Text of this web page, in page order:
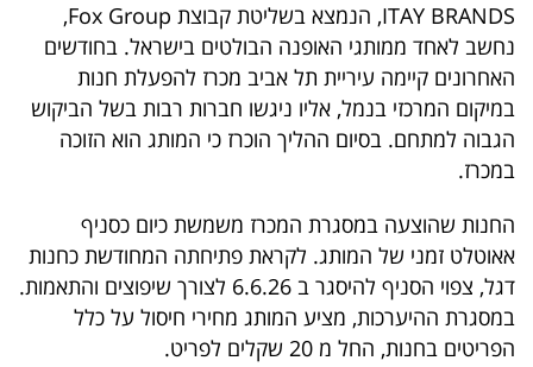
הכלכלי
פודקאסט
40
UNDER
40
שיתופי
פעולה
ITAY BRANDS, הנמצא בשליטת קבוצת Fox Group,
נחשב לאחד ממותגי האופנה הבולטים בישראל. בחודשים
האחרונים קיימה עיריית תל אביב מכרז להפעלת חנות
במיקום המרכזי בנמל, אליו ניגשו חברות רבות בשל הביקוש
הגבוה למתחם. בסיום ההליך הוכרז כי המותג הוא הזוכה
במכרז.
החנות שהוצעה במסגרת המכרז משמשת כיום כסניף
אאוטלט זמני של המותג. לקראת פתיחתה המחודשת כחנות
דגל, צפוי הסניף להיסגר ב 6.6.26 לצורך שיפוצים והתאמות.
במסגרת ההיערכות, מציע המותג מחירי חיסול על כלל
הפריטים בחנות, החל מ 20 שקלים לפריט.